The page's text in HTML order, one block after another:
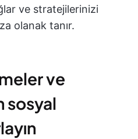
ve stratejilerinizi
olanak tanır.
ve
sosyal